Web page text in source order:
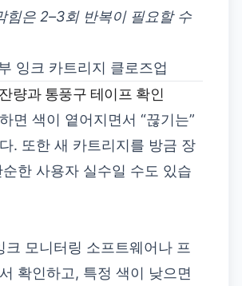
힘은 2–3회 반복이 필요할 수
량과 통풍구 테이프 확인
면 색이 옅어지면서 “끊기는”
. 또한 새 카트리지를 방금 장
한 사용자 실수일 수도 있습
크 모니터링 소프트웨어나 프
확인하고, 특정 색이 낮으면